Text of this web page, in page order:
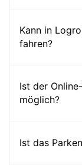
Kann in
fahren?
Ist der
möglich?
Ist das